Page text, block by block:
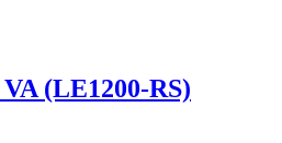
(LE1200-RS)